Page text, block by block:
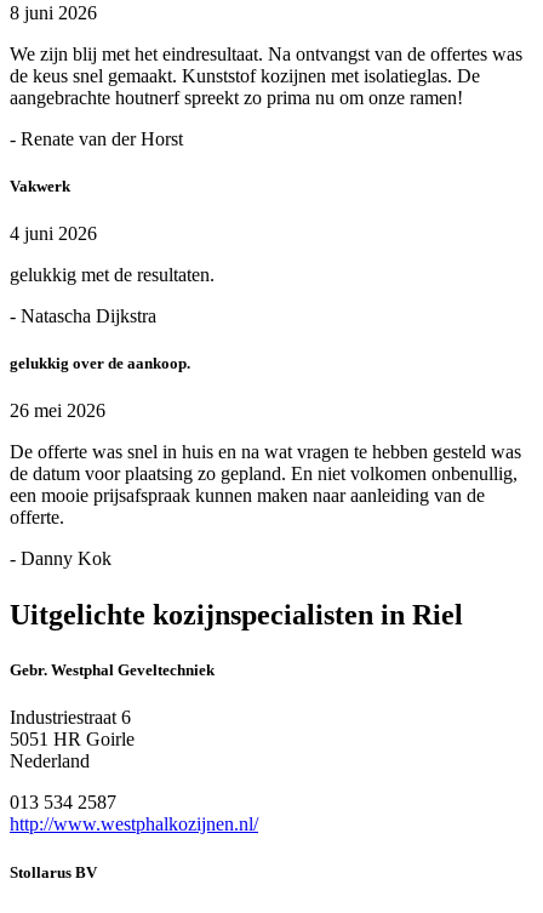
8 juni 2026
We zijn blij met het eindresultaat. Na ontvangst van de offertes was
de keus snel gemaakt. Kunststof kozijnen met isolatieglas. De
aangebrachte houtnerf spreekt zo prima nu om onze ramen!
- Renate van der Horst
Vakwerk
4 juni 2026
gelukkig met de resultaten.
- Natascha Dijkstra
gelukkig over de aankoop.
26 mei 2026
De offerte was snel in huis en na wat vragen te hebben gesteld was
de datum voor plaatsing zo gepland. En niet volkomen onbenullig,
een mooie prijsafspraak kunnen maken naar aanleiding van de
offerte.
- Danny Kok
Uitgelichte kozijnspecialisten in Riel
Gebr. Westphal Geveltechniek
Industriestraat 6
5051 HR Goirle
Nederland
013 534 2587
http://www.westphalkozijnen.nl/
Stollarus BV